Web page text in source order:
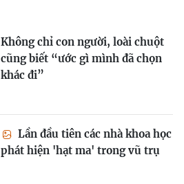
Không chỉ con người, loài chuột
cũng biết “ước gì mình đã chọn
khác đi”
Lần đầu tiên các nhà khoa học
phát hiện 'hạt ma' trong vũ trụ